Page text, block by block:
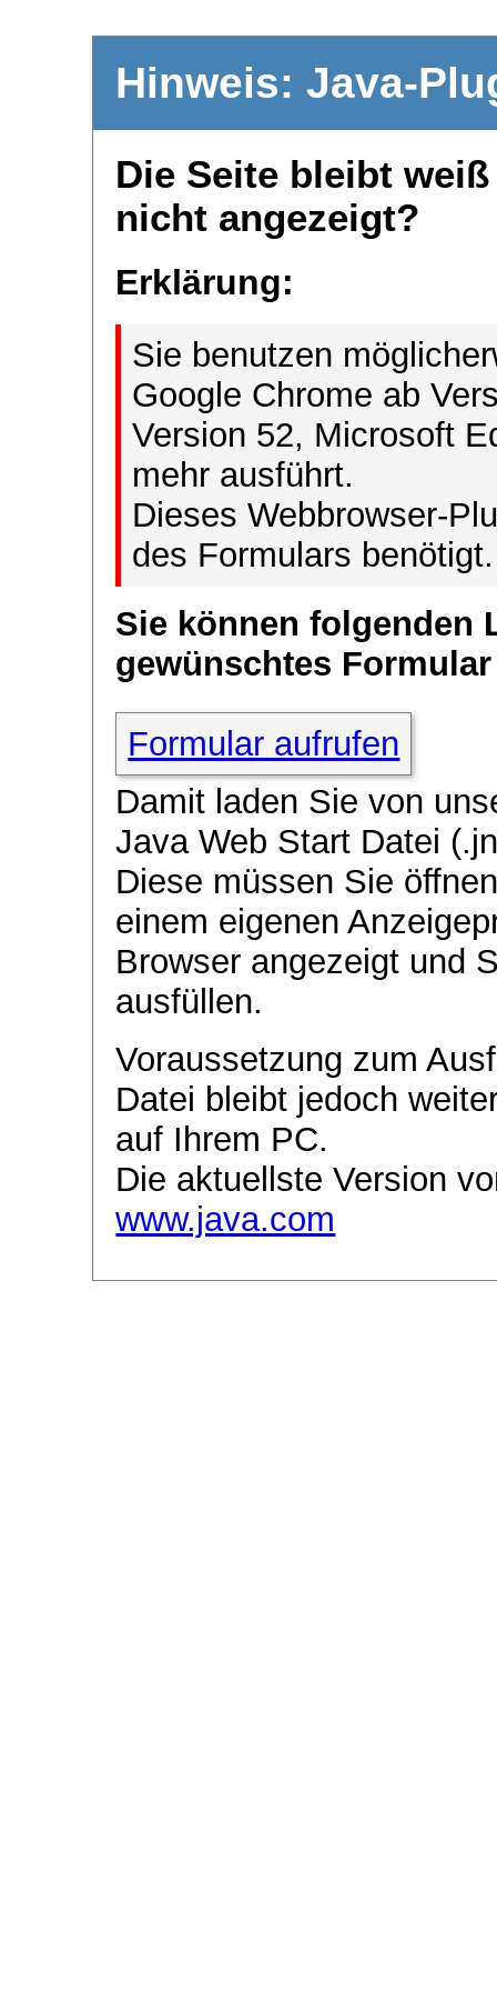
Hinweis: Java-
Die Seite bleibt
nicht angezeigt?
Erklärung:
Sie benutzen
Google Chrome ab
Version 52, Microsoft
mehr ausführt.
Dieses Webbrowser-
des Formulars benötigt.
Sie können folgenden
gewünschtes
Formular aufrufen
Damit laden Sie von
Java Web Start Datei
Diese müssen Sie
einem eigenen
Browser angezeigt und
ausfüllen.
Voraussetzung zum
Datei bleibt jedoch
auf Ihrem PC.
Die aktuellste Version
www.java.com